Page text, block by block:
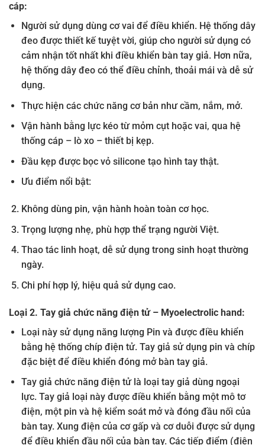
cáp:
Người sử dụng dùng cơ vai để điều khiển. Hệ thống dây
đeo được thiết kế tuyệt vời, giúp cho người sử dụng có
cảm nhận tốt nhất khi điều khiển bàn tay giả. Hơn nữa,
hệ thống dây đeo có thể điều chỉnh, thoải mái và dễ sử
dụng.
Thực hiện các chức năng cơ bản như cầm, nắm, mở.
Vận hành bằng lực kéo từ mỏm cụt hoặc vai, qua hệ
thống cáp – lò xo – thiết bị kẹp.
Đầu kẹp được bọc vỏ silicone tạo hình tay thật.
Ưu điểm nổi bật:
Không dùng pin, vận hành hoàn toàn cơ học.
Trọng lượng nhẹ, phù hợp thể trạng người Việt.
Thao tác linh hoạt, dễ sử dụng trong sinh hoạt thường
ngày.
Chi phí hợp lý, hiệu quả sử dụng cao.
Loại 2. Tay giả chức năng điện tử – Myoelectrolic hand:
Loại này sử dụng năng lượng Pin và được điều khiển
bằng hệ thống chíp điện tử. Tay giả sử dụng pin và chíp
đặc biệt để điều khiển đóng mở bàn tay giả.
Tay giả chức năng điện tử là loại tay giả dùng ngoại
lực. Tay giả loại này được điều khiển bằng một mô tơ
điện, một pin và hệ kiểm soát mở và đóng đầu nối của
bàn tay. Xung điện của cơ gấp và cơ duỗi được sử dụng
để điều khiển đầu nối của bàn tay. Các tiếp điểm (điện